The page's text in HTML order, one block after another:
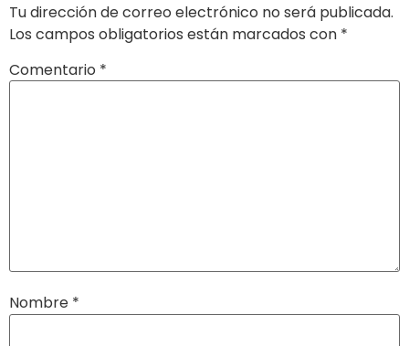
Tu dirección de correo electrónico no será publicada.
Los campos obligatorios están marcados con *
Comentario *
Nombre *